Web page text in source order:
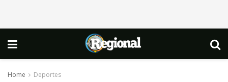
Home Deportes